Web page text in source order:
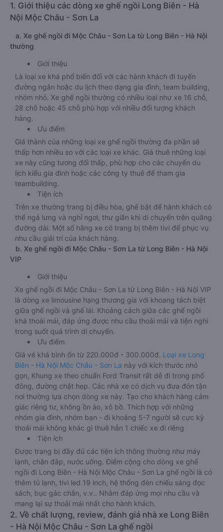
1. Giới thiệu các dòng xe ghế ngồi Long Biên - Hà
Nội Mộc Châu - Sơn La
a. Xe ghế ngồi đi Mộc Châu - Sơn La từ Long Biên - Hà Nội
thường
Giới thiệu
Là loại xe khá phổ biến đối với các hành khách đi tuyến
đường ngắn hoặc du lịch theo dạng gia đình, team building,
nhóm nhỏ. Xe ghế ngồi thường có nhiều loại như xe 16 chỗ,
28 chỗ hoặc 45 chỗ phù hợp với nhiều đối tượng khách
hàng.
Ưu điểm
Giá thành của những loại xe ghế ngồi thường đa phần sẽ
thấp hơn nhiều so với các loại xe khác. Giá thuê những loại
xe này cũng tương đối thấp, phù hợp cho các chuyến du
lịch kiểu gia đình hoặc các công ty thuê để tham gia
teambuilding.
Tiện ích
Trên xe thường trang bị điều hòa, ghế bật để hành khách có
thể ngả lưng và nghỉ ngơi, thư giãn khi di chuyển trên quãng
đường dài. Một số hãng xe có trang bị thêm tivi để phục vụ
nhu cầu giải trí của khách hàng.
b. Xe ghế ngồi đi Mộc Châu - Sơn La từ Long Biên - Hà Nội
VIP
Giới thiệu
Xe ghế ngồi đi Mộc Châu - Sơn La từ Long Biên - Hà Nội VIP
là dòng xe limousine hạng thương gia với khoang tách biệt
giữa ghế ngồi và ghế lái. Khoảng cách giữa các ghế ngồi
khá thoải mái, đáp ứng được nhu cầu thoải mái và tiện nghi
trong suốt quá trình di chuyển.
Ưu điểm
Giá vé khá bình ổn từ 220.000đ - 300.000đ. Loại xe Long
Biên - Hà Nội Mộc Châu - Sơn La này với kích thước nhỏ
gọn, Khung xe theo chuẩn Ford Transit rất dễ đi trong phố
đông, đường chật hẹp. Các nhà xe có dịch vụ đưa đón tận
nơi thường lựa chọn dòng xe này. Tạo cho khách hàng cảm
giác riêng tư, không ồn ào, xô bồ. Thích hợp với những
nhóm gia đình, nhóm bạn - đi khoảng 5-7 người sẽ cực kỳ
thoải mái không khác gì thuê hẳn 1 chiếc xe đi riêng
Tiện ích
Được trang bị đầy đủ các tiện ích thông thường như máy
lạnh, chăn đắp, nước uống. Điểm cộng cho dòng xe ghế
ngồi đi Long Biên - Hà Nội Mộc Châu - Sơn La ghế ngồi là có
thêm tủ lạnh, tivi led 19 inch, hệ thống đèn chiếu sáng đọc
sách, bục gác chân, v.v.. Nhằm đáp ứng mọi nhu cầu và
mang lại sự thoải mái nhất cho hành khách.
2. Về chất lượng, review, đánh giá nhà xe Long Biên
- Hà Nội Mộc Châu - Sơn La ghế ngồi